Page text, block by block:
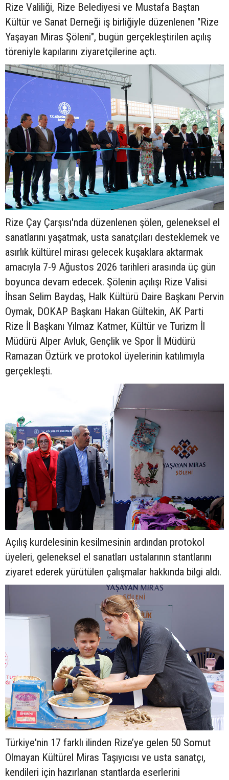
Rize Valiliği, Rize Belediyesi ve Mustafa Baştan
Kültür ve Sanat Derneği iş birliğiyle düzenlenen "Rize
Yaşayan Miras Şöleni", bugün gerçekleştirilen açılış
töreniyle kapılarını ziyaretçilerine açtı.
Rize Çay Çarşısı'nda düzenlenen şölen, geleneksel el
sanatlarını yaşatmak, usta sanatçıları desteklemek ve
asırlık kültürel mirası gelecek kuşaklara aktarmak
amacıyla 7-9 Ağustos 2026 tarihleri arasında üç gün
boyunca devam edecek. Şölenin açılışı Rize Valisi
İhsan Selim Baydaş, Halk Kültürü Daire Başkanı Pervin
Oymak, DOKAP Başkanı Hakan Gültekin, AK Parti
Rize İl Başkanı Yılmaz Katmer, Kültür ve Turizm İl
Müdürü Alper Avluk, Gençlik ve Spor İl Müdürü
Ramazan Öztürk ve protokol üyelerinin katılımıyla
gerçekleşti.
Açılış kurdelesinin kesilmesinin ardından protokol
üyeleri, geleneksel el sanatları ustalarının stantlarını
ziyaret ederek yürütülen çalışmalar hakkında bilgi aldı.
Türkiye'nin 17 farklı ilinden Rize’ye gelen 50 Somut
Olmayan Kültürel Miras Taşıyıcısı ve usta sanatçı,
kendileri için hazırlanan stantlarda eserlerini